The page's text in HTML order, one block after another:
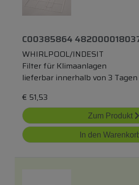
C00385864
WHIRLPOOL/INDESIT
Filter für Klimaanlagen
lieferbar innerhalb von 3 Tagen
€ 51,53
Zum Produkt
In den